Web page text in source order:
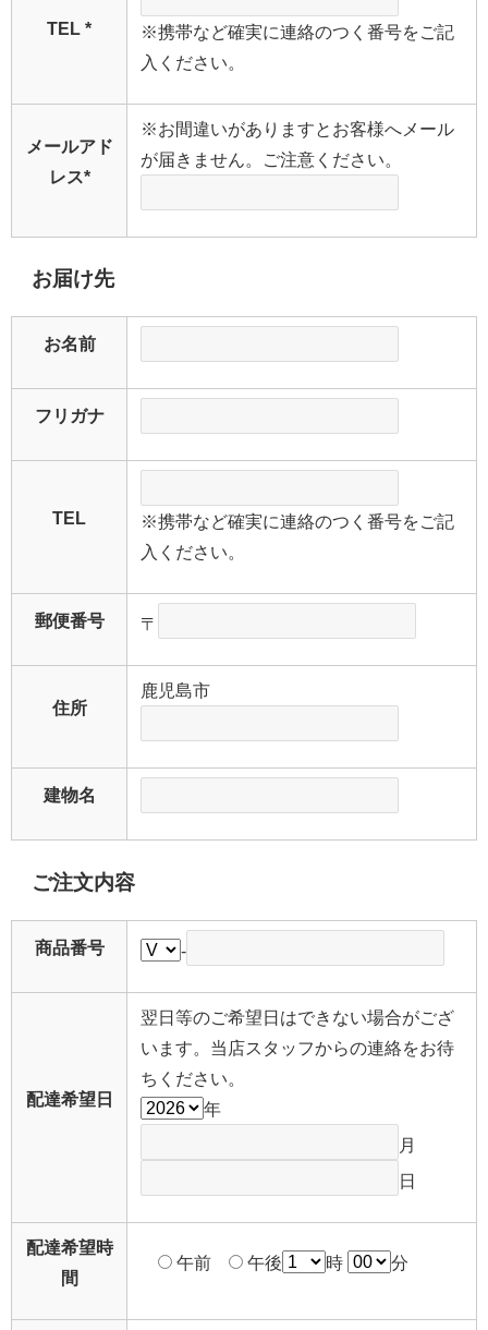
TEL *
※携帯など確実に連絡のつく番号をご記
入ください。
メールアド
レス*
※お間違いがありますとお客様へメール
が届きません。ご注意ください。
お届け先
お名前
フリガナ
TEL
※携帯など確実に連絡のつく番号をご記
入ください。
郵便番号 〒
住所
鹿児島市
建物名
ご注文内容
商品番号 -
配達希望日
翌日等のご希望日はできない場合がござ
います。当店スタッフからの連絡をお待
ちください。
年
月
日
配達希望時
間
午前 午後 時 分